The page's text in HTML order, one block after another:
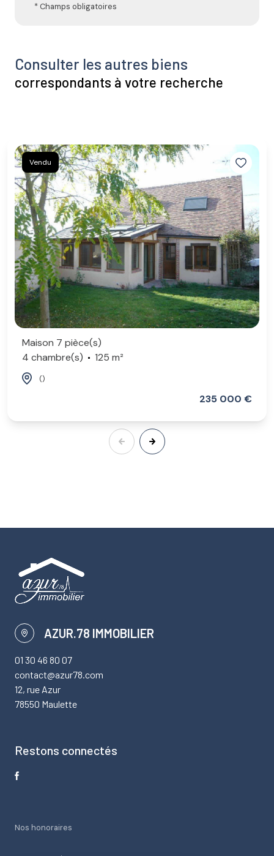
* Champs obligatoires
Consulter les autres biens
correspondants à votre recherche
Vendu
Maison 7 pièce(s)
4 chambre(s)
125 m²
()
235 000 €
AZUR.78 IMMOBILIER
01 30 46 80 07
contact@azur78.com
12, rue Azur
78550 Maulette
Restons connectés
Nos honoraires